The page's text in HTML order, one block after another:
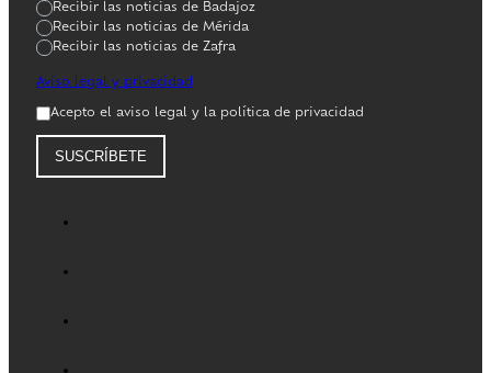
Recibir las noticias de Badajoz
Recibir las noticias de Mérida
Recibir las noticias de Zafra
Aviso legal y privacidad
Acepto el aviso legal y la política de privacidad
SUSCRÍBETE